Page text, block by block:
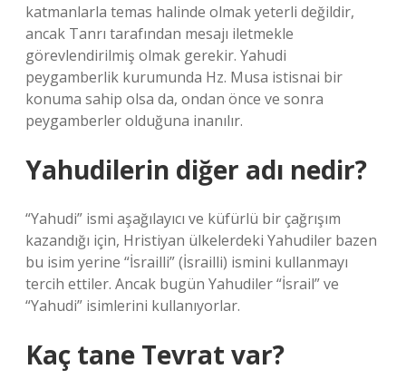
katmanlarla temas halinde olmak yeterli değildir,
ancak Tanrı tarafından mesajı iletmekle
görevlendirilmiş olmak gerekir. Yahudi
peygamberlik kurumunda Hz. Musa istisnai bir
konuma sahip olsa da, ondan önce ve sonra
peygamberler olduğuna inanılır.
Yahudilerin diğer adı nedir?
“Yahudi” ismi aşağılayıcı ve küfürlü bir çağrışım
kazandığı için, Hristiyan ülkelerdeki Yahudiler bazen
bu isim yerine “İsrailli” (İsrailli) ismini kullanmayı
tercih ettiler. Ancak bugün Yahudiler “İsrail” ve
“Yahudi” isimlerini kullanıyorlar.
Kaç tane Tevrat var?